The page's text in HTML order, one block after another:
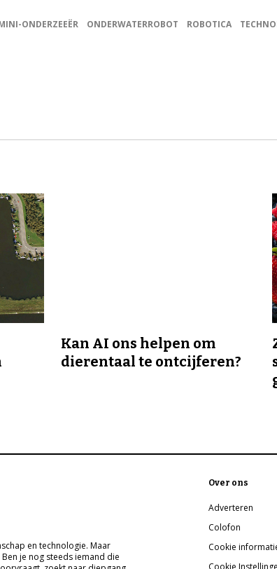
ONDERZEEËR ONDERWATERROBOT ROBOTICA
Kan AI ons helpen om
dierentaal te ontcijferen?
en technologie. Maar
je nog steeds iemand die
Over ons
Adverteren
Colofon
Cookie